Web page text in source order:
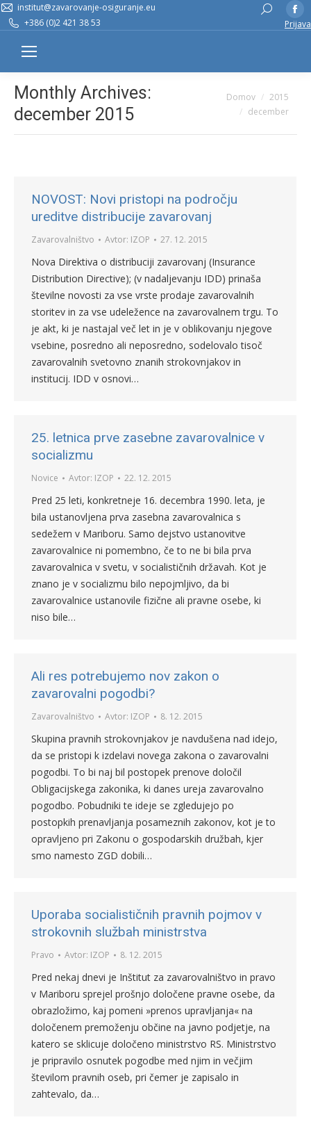
institut@zavarovanje-osiguranje.eu
+386 (0)2 421 38 53
Search:
Prijava
Monthly Archives:
december 2015
You are here:
Domov
2015
december
NOVOST: Novi pristopi na področju
ureditve distribucije zavarovanj
Zavarovalništvo Avtor: IZOP 27. 12. 2015
Nova Direktiva o distribuciji zavarovanj (Insurance
Distribution Directive); (v nadaljevanju IDD) prinaša
številne novosti za vse vrste prodaje zavarovalnih
storitev in za vse udeležence na zavarovalnem trgu. To
je akt, ki je nastajal več let in je v oblikovanju njegove
vsebine, posredno ali neposredno, sodelovalo tisoč
zavarovalnih svetovno znanih strokovnjakov in
institucij. IDD v osnovi…
25. letnica prve zasebne zavarovalnice v
socializmu
Novice Avtor: IZOP 22. 12. 2015
Pred 25 leti, konkretneje 16. decembra 1990. leta, je
bila ustanovljena prva zasebna zavarovalnica s
sedežem v Mariboru. Samo dejstvo ustanovitve
zavarovalnice ni pomembno, če to ne bi bila prva
zavarovalnica v svetu, v socialističnih državah. Kot je
znano je v socializmu bilo nepojmljivo, da bi
zavarovalnice ustanovile fizične ali pravne osebe, ki
niso bile…
Ali res potrebujemo nov zakon o
zavarovalni pogodbi?
Zavarovalništvo Avtor: IZOP 8. 12. 2015
Skupina pravnih strokovnjakov je navdušena nad idejo,
da se pristopi k izdelavi novega zakona o zavarovalni
pogodbi. To bi naj bil postopek prenove določil
Obligacijskega zakonika, ki danes ureja zavarovalno
pogodbo. Pobudniki te ideje se zgledujejo po
postopkih prenavljanja posameznih zakonov, kot je to
opravljeno pri Zakonu o gospodarskih družbah, kjer
smo namesto ZGD dobili…
Uporaba socialističnih pravnih pojmov v
strokovnih službah ministrstva
Pravo Avtor: IZOP 8. 12. 2015
Pred nekaj dnevi je Inštitut za zavarovalništvo in pravo
v Mariboru sprejel prošnjo določene pravne osebe, da
obrazložimo, kaj pomeni »prenos upravljanja« na
določenem premoženju občine na javno podjetje, na
katero se sklicuje določeno ministrstvo RS. Ministrstvo
je pripravilo osnutek pogodbe med njim in večjim
številom pravnih oseb, pri čemer je zapisalo in
zahtevalo, da…